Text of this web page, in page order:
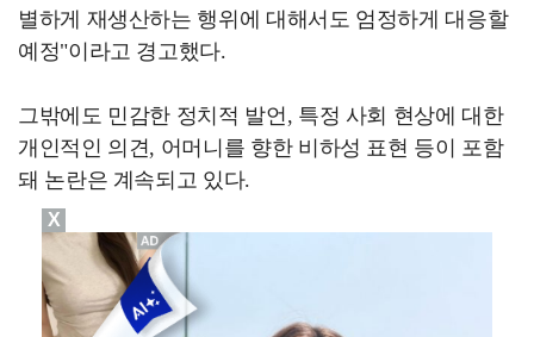
별하게 재생산하는 행위에 대해서도 엄정하게 대응할
예정"이라고 경고했다.
그밖에도 민감한 정치적 발언, 특정 사회 현상에 대한
개인적인 의견, 어머니를 향한 비하성 표현 등이 포함
돼 논란은 계속되고 있다.
X